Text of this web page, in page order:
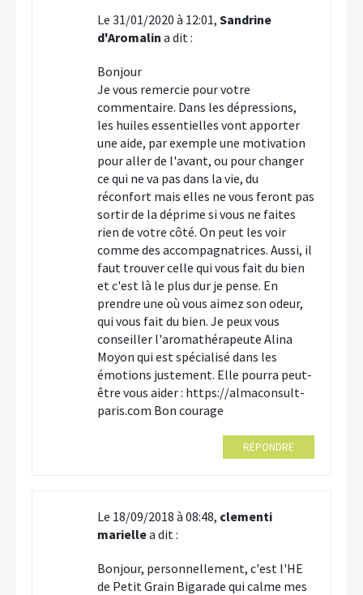
Le 31/01/2020 à 12:01, Sandrine
d'Aromalin a dit :
Bonjour
Je vous remercie pour votre
commentaire. Dans les dépressions,
les huiles essentielles vont apporter
une aide, par exemple une motivation
pour aller de l'avant, ou pour changer
ce qui ne va pas dans la vie, du
réconfort mais elles ne vous feront pas
sortir de la déprime si vous ne faites
rien de votre côté. On peut les voir
comme des accompagnatrices. Aussi, il
faut trouver celle qui vous fait du bien
et c'est là le plus dur je pense. En
prendre une où vous aimez son odeur,
qui vous fait du bien. Je peux vous
conseiller l'aromathérapeute Alina
Moyon qui est spécialisé dans les
émotions justement. Elle pourra peut-
être vous aider : https://almaconsult-
paris.com Bon courage
RÉPONDRE
Le 18/09/2018 à 08:48, clementi
mariellea dit :
Bonjour, personnellement, c'est l'HE
de Petit Grain Bigarade qui calme mes